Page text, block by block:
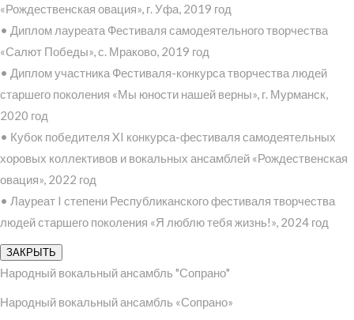
«Рождественская овация», г. Уфа, 2019 год
• Диплом лауреата Фестиваля самодеятельного творчества
«Салют Победы», с. Мраково, 2019 год
• Диплом участника Фестиваля-конкурса творчества людей
старшего поколения «Мы юности нашей верны», г. Мурманск,
2020 год
• Кубок победителя XI конкурса-фестиваля самодеятельных
хоровых коллективов и вокальных ансамблей «Рождественская
овация», 2022 год
• Лауреат I степени Республиканского фестиваля творчества
людей старшего поколения «Я люблю тебя жизнь!», 2024 год
ЗАКРЫТЬ
Народный вокальный ансамбль "Сопрано"
Народный вокальный ансамбль «Сопрано»